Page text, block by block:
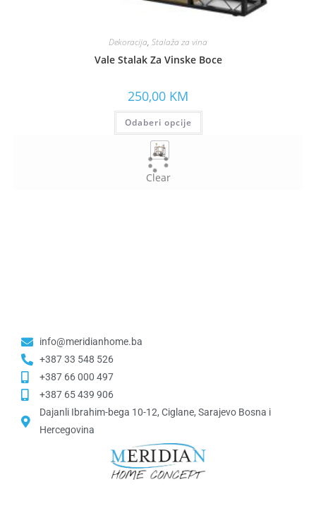
Dekoracija, Stalaža za vina
Vale Stalak Za Vinske Boce
250,00 KM
Odaberi opcije
Clear
info@meridianhome.ba
+387 33 548 526
+387 66 000 497
+387 65 439 906
Dajanli Ibrahim-bega 10-12, Ciglane, Sarajevo Bosna i
Hercegovina​